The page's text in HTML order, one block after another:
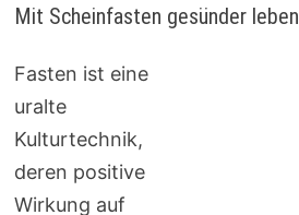
Mit Scheinfasten gesünder leben
Fasten ist eine
uralte
Kulturtechnik,
deren positive
Wirkung auf